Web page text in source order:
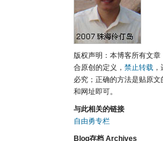
版权声明：本博客所有文章
合原创的定义， 禁止转载
必究；正确的方法是贴原文
和网址即可。
与此相关的链接
自由勇专栏
Blog存档 Archives